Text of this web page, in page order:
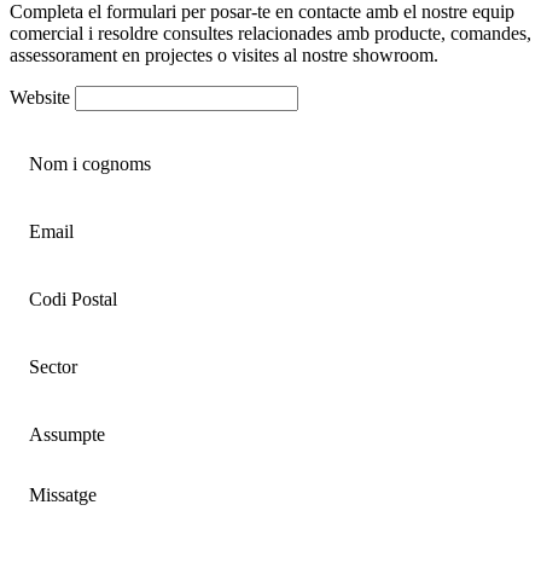
Completa el formulari per posar-te en contacte amb el nostre equip
comercial i resoldre consultes relacionades amb producte, comandes,
assessorament en projectes o visites al nostre showroom.
Website
Nom i cognoms
Email
Codi Postal
Sector
Assumpte
Missatge